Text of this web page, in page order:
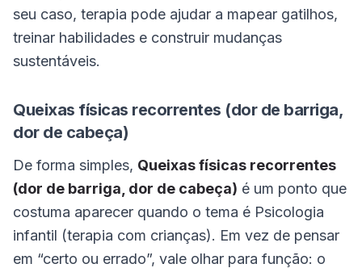
seu caso, terapia pode ajudar a mapear gatilhos,
treinar habilidades e construir mudanças
sustentáveis.
Queixas físicas recorrentes (dor de barriga,
dor de cabeça)
De forma simples, Queixas físicas recorrentes
(dor de barriga, dor de cabeça) é um ponto que
costuma aparecer quando o tema é Psicologia
infantil (terapia com crianças). Em vez de pensar
em “certo ou errado”, vale olhar para função: o